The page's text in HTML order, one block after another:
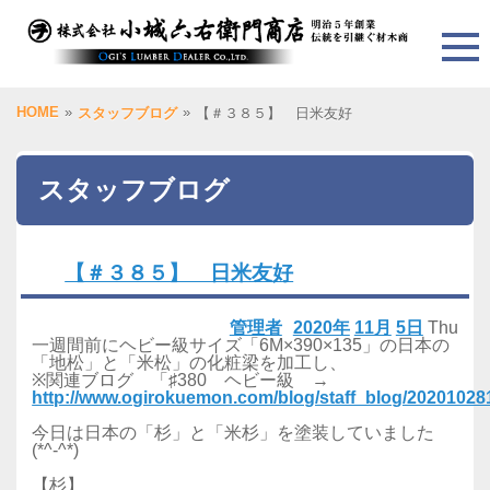
HOME » スタッフブログ » 【＃３８５】 日米友好
スタッフブログ
【＃３８５】 日米友好
2020年 11月 5日 Thu
管理者
一週間前にヘビー級サイズ「6M×390×135」の日本の
「地松」と「米松」の化粧梁を加工し、
※関連ブログ 「♯380 ヘビー級 →
http://www.ogirokuemon.com/blog/staff_blog/
今日は日本の「杉」と「米杉」を塗装していました
(*^-^*)
【杉】